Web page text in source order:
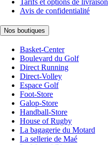
Avis de confidentialité
Nos boutiques
Basket-Center
Boulevard du Golf
Direct Running
Direct-Volley
Espace Golf
Foot-Store
Galop-Store
Handball-Store
House of Rugby
La bagagerie du Motard
La sellerie de Maé